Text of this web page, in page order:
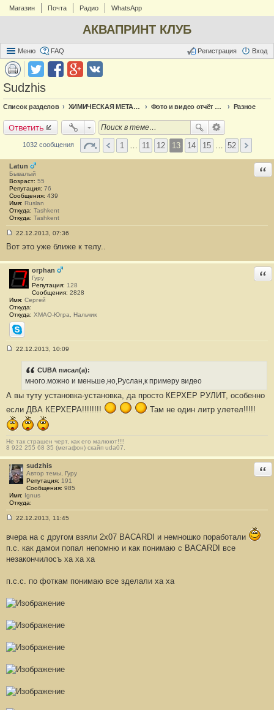
Магазин Почта Радио WhatsApp
АКВАПРИНТ КЛУБ
Меню FAQ Вход
Регистрация
Sudzhis
Список разделов ХИМИЧЕСКАЯ МЕТАЛЛИЗАЦИЯ Фото и видео отчёт по металлизации Разное
Ответить
1032 сообщения 1 11 12 13 14 15 52
Latun
Бывалый
Возраст: 55
Репутация: 76
Сообщения: 439
Имя: Ruslan
Откуда: Tashkent
Откуда: Tashkent
о
б
щ
е
н
и
е
#
2
1
22.12.2013, 07:36
Вот это уже ближе к телу..
orphan
Гуру
Репутация: 128
Сообщения: 2828
Имя: Сергей
Откуда:
Откуда: ХМАО-Югра, Нальчик
Skype
н
е
#
2
4
2
22.12.2013, 10:09
CUBA писал(а):
много.можно и меньше,но,Руслан,к примеру видео
А вы туту установка-установка, да просто КЕРХЕР РУЛИТ, особенно
если ДВА КЕРХЕРА!!!!!!!!
Там не один литр улетел!!!!!
Не так страшен черт, как его малюют!!!!
8 922 255 68 35 (мегафон) скайп uda07.
sudzhis
Автор темы, Гуру
Репутация: 191
Сообщения: 985
Имя: Ignus
Откуда:
о
б
щ
е
е
2
4
22.12.2013, 11:45
вчера на с другом взяли 2х07 BACARDI и немношко поработали
п.с. как дамои попал непомню и как понимаю с BACARDI все
незакончилосъ ха ха ха
п.с.с. по фоткам понимаю всe зделали ха ха